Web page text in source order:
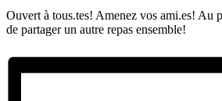
Ouvert à tous.tes! Amenez vos ami.es! Au
de partager un autre repas ensemble!